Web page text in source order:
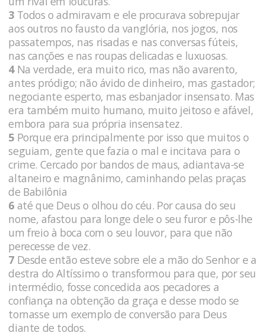
3 Todos o admiravam e ele procurava sobrepujar
aos outros no fausto da vanglória, nos jogos, nos
passatempos, nas risadas e nas conversas fúteis,
nas canções e nas roupas delicadas e luxuosas.
4Na verdade, era muito rico, mas não avarento,
antes pródigo; não ávido de dinheiro, mas gastador;
negociante esperto, mas esbanjador insensato. Mas
era também muito humano, muito jeitoso e afável,
embora para sua própria insensatez.
5 Porque era principalmente por isso que muitos o
seguiam, gente que fazia o mal e incitava para o
crime. Cercado por bandos de maus, adiantava-se
altaneiro e magnânimo, caminhando pelas praças
de Babilônia
6 até que Deus o olhou do céu. Por causa do seu
nome, afastou para longe dele o seu furor e pôs-lhe
um freio à boca com o seu louvor, para que não
perecesse de vez.
7 Desde então esteve sobre ele a mão do Senhor e a
destra do Altíssimo o transformou para que, por seu
intermédio, fosse concedida aos pecadores a
confiança na obtenção da graça e desse modo se
tornasse um exemplo de conversão para Deus
diante de todos.